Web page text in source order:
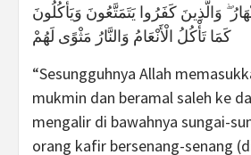
وَالَّذِينَ كَفَرُوا يَتَمَتَّعُونَ وَيَأْكُلُونَ
كَمَا تَأْكُلُ الْأَنْعَامُ وَالنَّارُ مَثْوًى لَهُمْ
“Sesungguhnya Allah
mukmin dan beramal saleh ke
mengalir di bawahnya sungai-
orang kafir bersenang-senang